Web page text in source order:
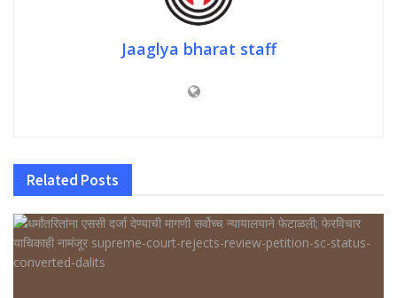
Jaaglya bharat staff
Related Posts